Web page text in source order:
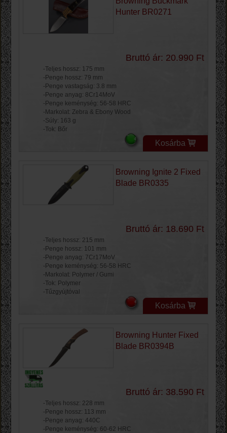
Hunter BR0271
Bruttó ár: 20.990 Ft
-Teljes hossz: 175 mm
-Penge hossz: 79 mm
-Penge vastagság: 3.8 mm
-Penge anyag: 8Cr14MoV
-Penge keménység: 56-58 HRC
-Markolat: Zebra & Ebony Wood
-Súly: 163 g
-Tok: Bőr
Kosárba
Browning Ignite 2 Fixed
Blade BR0335
Bruttó ár: 18.690 Ft
-Teljes hossz: 215 mm
-Penge hossz: 101 mm
-Penge anyag: 7Cr17MoV
-Penge keménység: 56-58 HRC
-Markolat: Polymer / Gumi
-Tok: Polymer
-Tűzgyújtóval
Kosárba
Browning Hunter Fixed
Blade BR0394B
Bruttó ár: 38.590 Ft
-Teljes hossz: 228 mm
-Penge hossz: 113 mm
-Penge anyag: 440C
-Penge keménység: 60-62 HRC